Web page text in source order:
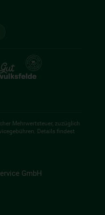
Mehrwertsteuer, zuzüglich
Details findest
GmbH